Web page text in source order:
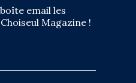
email les
Magazine !